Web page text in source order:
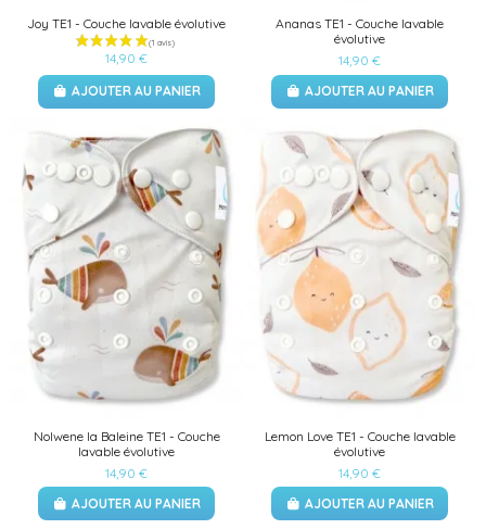
Joy TE1 - Couche lavable évolutive
14,90 €
AJOUTER AU PANIER
Ananas TE1 - Couche lavable
évolutive
14,90 €
AJOUTER AU PANIER
Nolwene la Baleine TE1 - Couche
lavable évolutive
14,90 €
AJOUTER AU PANIER
Lemon Love TE1 - Couche lavable
évolutive
14,90 €
AJOUTER AU PANIER